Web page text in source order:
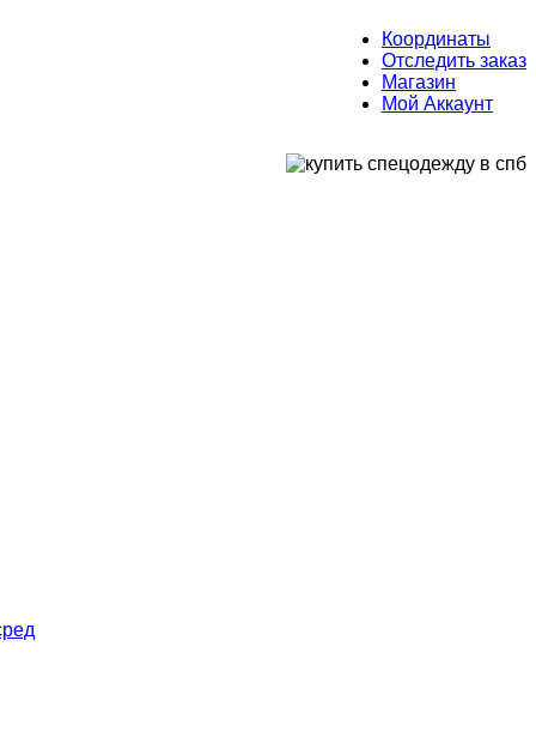
Координаты
Отследить заказ
Магазин
Мой Аккаунт